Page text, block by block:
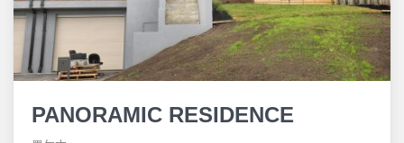
PANORAMIC RESIDENCE